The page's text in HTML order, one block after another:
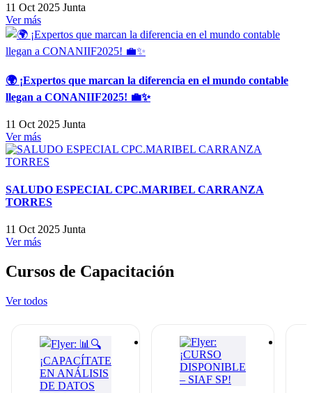
11 Oct 2025 Junta
Ver más
🌍 ¡Expertos que marcan la diferencia en el mundo contable
llegan a CONANIIF2025! 💼✨
11 Oct 2025 Junta
Ver más
SALUDO ESPECIAL CPC.MARIBEL CARRANZA
TORRES
11 Oct 2025 Junta
Ver más
Cursos de Capacitación
Ver todos